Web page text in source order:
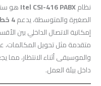
نظامItel CSI-416 PABXهو
الصغيرة والمتوسطة، يدعم4 خطوط خارجية و16 تحويلة داخلية
إمكانية الاتصال الداخلي بين
متقدمة مثل تحويل المكالمات،
والموسيقى أثناء الانتظار، مما
داخل بيئة العمل.